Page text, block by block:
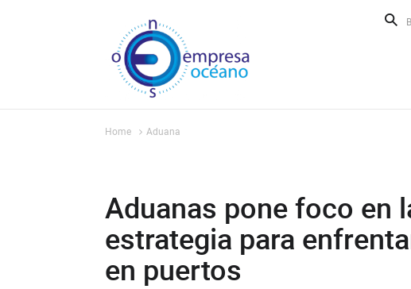
Home Aduana
Aduanas pone foco en
estrategia para
en puertos